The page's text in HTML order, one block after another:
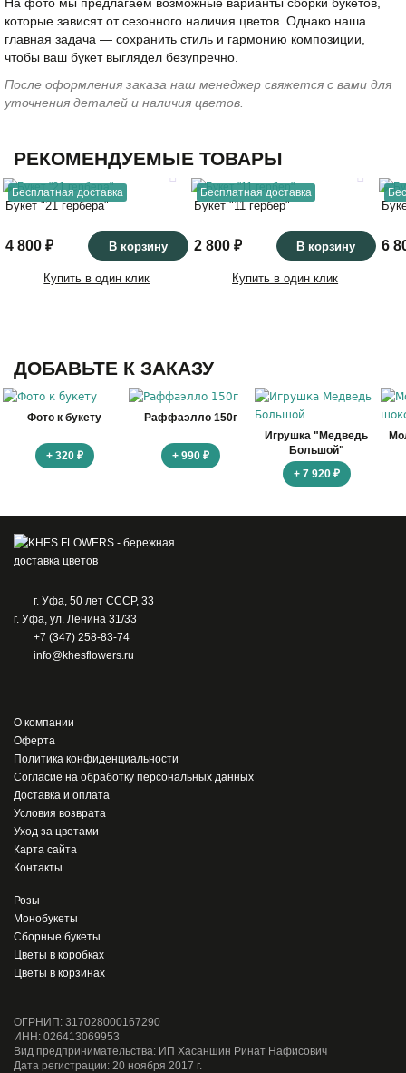
которые зависят от сезонного наличия цветов. Однако наша
главная задача — сохранить стиль и гармонию композиции,
чтобы ваш букет выглядел безупречно.
После оформления заказа наш менеджер свяжется с вами для
уточнения деталей и наличия цветов.
РЕКОМЕНДУЕМЫЕ ТОВАРЫ
Бесплатная доставка
Букет "21 гербера"
4 800 ₽ В корзину
Купить в один клик
Бесплатная доставка
Букет "11 гербер"
2 800 ₽ В корзину
Купить в один клик
6
ДОБАВЬТЕ К ЗАКАЗУ
Фото к букету
+ 320 ₽
Раффаэлло 150г
+ 990 ₽
Игрушка "Медведь
Большой"
+ 7 920 ₽
г. Уфа, 50 лет СССР, 33
г. Уфа, ул. Ленина 31/33
+7 (347) 258-83-74
info@khesflowers.ru
О компании
Оферта
Политика конфиденциальности
Согласие на обработку персональных данных
Доставка и оплата
Условия возврата
Уход за цветами
Карта сайта
Контакты
Розы
Монобукеты
Сборные букеты
Цветы в коробках
Цветы в корзинах
ОГРНИП: 317028000167290
ИНН: 026413069953
Вид предпринимательства: ИП Хасаншин Ринат Нафисович
Дата регистрации: 20 ноября 2017 г.